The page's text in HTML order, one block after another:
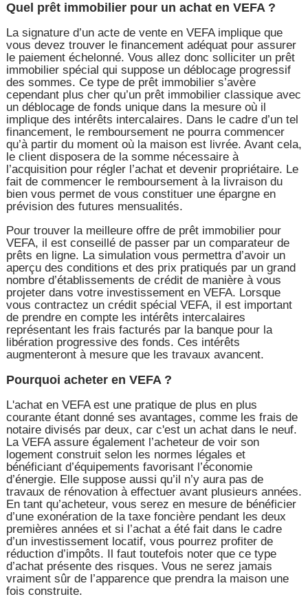
Quel prêt immobilier pour un achat en VEFA ?
La signature d’un acte de vente en VEFA implique que
vous devez trouver le financement adéquat pour assurer
le paiement échelonné. Vous allez donc solliciter un prêt
immobilier spécial qui suppose un déblocage progressif
des sommes. Ce type de prêt immobilier s’avère
cependant plus cher qu’un prêt immobilier classique avec
un déblocage de fonds unique dans la mesure où il
implique des intérêts intercalaires. Dans le cadre d’un tel
financement, le remboursement ne pourra commencer
qu’à partir du moment où la maison est livrée. Avant cela,
le client disposera de la somme nécessaire à
l’acquisition pour régler l’achat et devenir propriétaire. Le
fait de commencer le remboursement à la livraison du
bien vous permet de vous constituer une épargne en
prévision des futures mensualités.
Pour trouver la meilleure offre de prêt immobilier pour
VEFA, il est conseillé de passer par un comparateur de
prêts en ligne. La simulation vous permettra d’avoir un
aperçu des conditions et des prix pratiqués par un grand
nombre d’établissements de crédit de manière à vous
projeter dans votre investissement en VEFA. Lorsque
vous contractez un crédit spécial VEFA, il est important
de prendre en compte les intérêts intercalaires
représentant les frais facturés par la banque pour la
libération progressive des fonds. Ces intérêts
augmenteront à mesure que les travaux avancent.
Pourquoi acheter en VEFA ?
L'achat en VEFA est une pratique de plus en plus
courante étant donné ses avantages, comme les frais de
notaire divisés par deux, car c'est un achat dans le neuf.
La VEFA assure également l’acheteur de voir son
logement construit selon les normes légales et
bénéficiant d’équipements favorisant l’économie
d’énergie. Elle suppose aussi qu’il n’y aura pas de
travaux de rénovation à effectuer avant plusieurs années.
En tant qu’acheteur, vous serez en mesure de bénéficier
d’une exonération de la taxe foncière pendant les deux
premières années et si l’achat a été fait dans le cadre
d’un investissement locatif, vous pourrez profiter de
réduction d’impôts. Il faut toutefois noter que ce type
d’achat présente des risques. Vous ne serez jamais
vraiment sûr de l’apparence que prendra la maison une
fois construite.